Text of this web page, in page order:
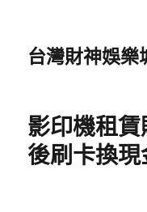
台灣財神娛樂
影印機租
後刷卡換